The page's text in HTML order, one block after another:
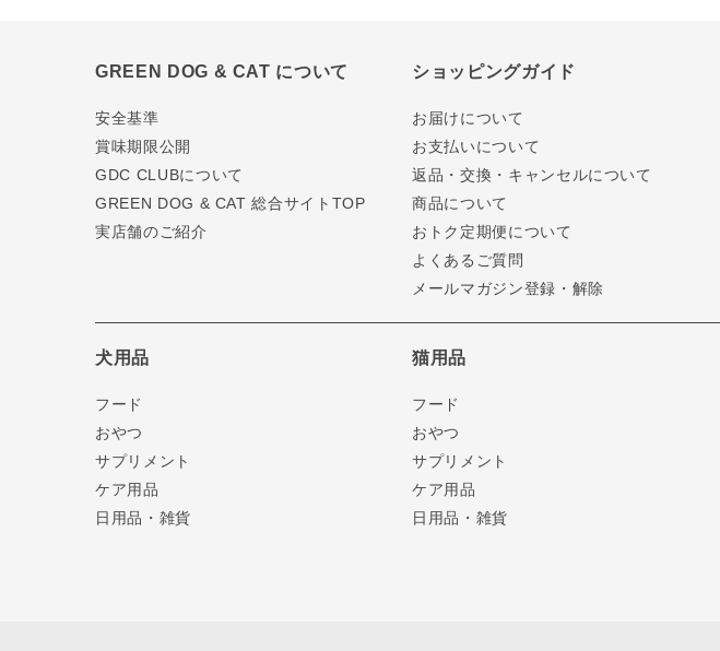
GREEN DOG & CAT について
安全基準
賞味期限公開
GDC CLUBについて
GREEN DOG & CAT 総合サイトTOP
実店舗のご紹介
ショッピングガイド
お届けについて
お支払いについて
返品・交換・キャンセルについて
商品について
おトク定期便について
よくあるご質問
メールマガジン登録・解除
犬用品
フード
おやつ
サプリメント
ケア用品
日用品・雑貨
猫用品
フード
おやつ
サプリメント
ケア用品
日用品・雑貨